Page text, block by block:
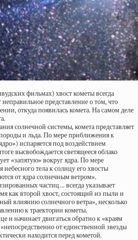
фильмах) хвост кометы всегда
неправильное представление о том, что
откуда появилась комета. На самом деле
солнечной системы, комета представляет
и льда. По мере приближения к
испаряется под воздействием
высвобождается светящееся облако
«запятую» вокруг ядра. По мере
тела к солнцу его хвосты
от ядра солнечным ветром».
частиц… всегда указывает
как второй хвост, состоящий из пыли и
влиянию солнечного ветра», несколько
к траектории кометы.
и начинает двигаться обратно к «краям
от единственной звезды
находится перед кометой.